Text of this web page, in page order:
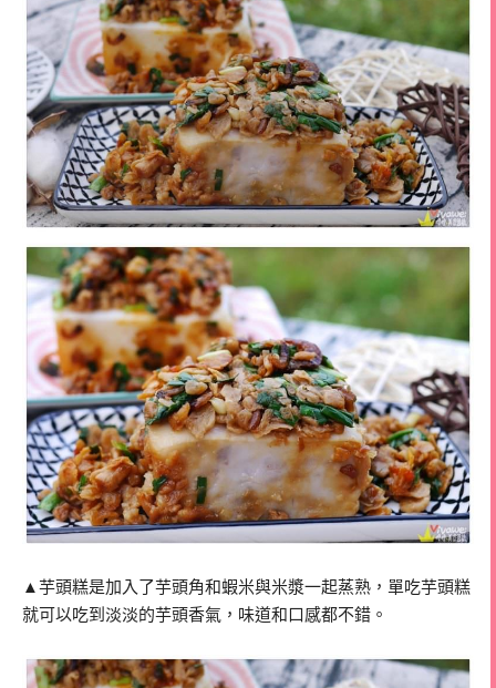
▲芋頭糕是加入了芋頭角和蝦米與米漿一起蒸熟，單吃芋頭糕
就可以吃到淡淡的芋頭香氣，味道和口感都不錯。